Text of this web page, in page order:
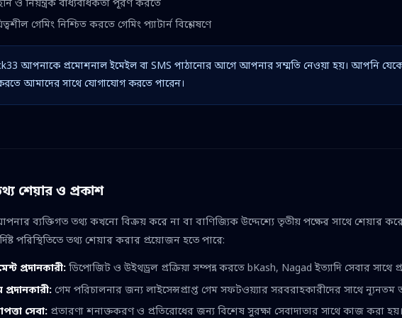
ও নিয়ন্ত্রক বাধ্যবাধকতা পূরণ করতে
গেমিং নিশ্চিত করতে গেমিং প্যাটার্ন বিশ্লেষণে
আপনাকে প্রমোশনাল ইমেইল বা SMS পাঠানোর আগে আপনার সম্মতি নেওয়া হয়। আপনি
আমাদের সাথে যোগাযোগ করতে পারেন।
শেয়ার ও প্রকাশ
ব্যক্তিগত তথ্য কখনো বিক্রয় করে না বা বাণিজ্যিক উদ্দেশ্যে তৃতীয় পক্ষের সাথে শেয়ার
পরিস্থিতিতে তথ্য শেয়ার করার প্রয়োজন হতে পারে:
প্রদানকারী: ডিপোজিট ও উইথড্রল প্রক্রিয়া সম্পন্ন করতে bKash, Nagad ইত্যাদি সেবার সাথে
প্রদানকারী: গেম পরিচালনার জন্য লাইসেন্সপ্রাপ্ত গেম সফটওয়্যার সরবরাহকারীদের সাথে ন্যূনতম
সেবা: প্রতারণা শনাক্তকরণ ও প্রতিরোধের জন্য বিশেষ সুরক্ষা সেবাদাতার সাথে কাজ করা হয়।